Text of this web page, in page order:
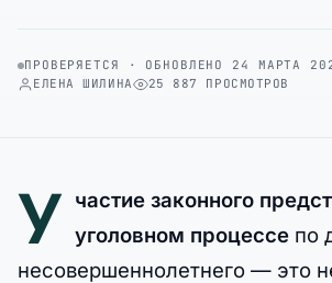
ПРОВЕРЯЕТСЯ · ОБНОВЛЕНО 24 МАРТА
ЕЛЕНА ШИЛИНА
25 887 ПРОСМОТРОВ
У частие законного
уголовном процессе по
несовершеннолетнего — это